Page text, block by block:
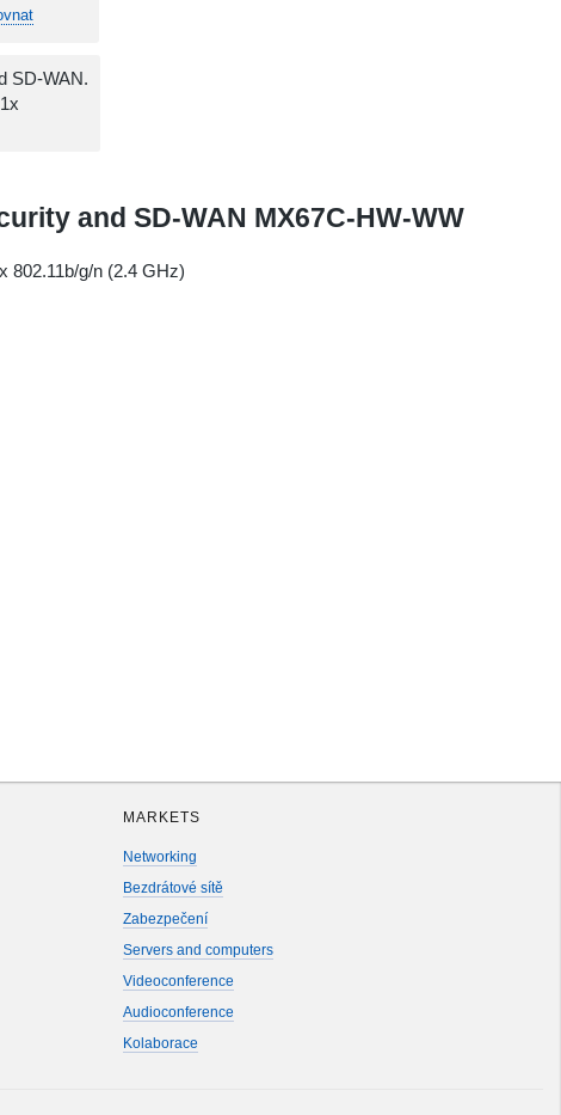
SD-WAN.
and SD-WAN MX67C-HW-WW
802.11b/g/n (2.4 GHz)
MARKETS
Networking
Bezdrátové sítě
Zabezpečení
Servers and computers
Videoconference
Audioconference
Kolaborace